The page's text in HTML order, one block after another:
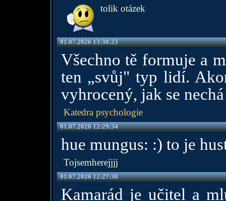
tolik otázek
01.07.2026 13:38:23
Všechno tě formuje a
ten „svůj" typ lidí.
vyhrocený, jak se
Katedra psychologie
01.07.2026 12:29:34
hue mungus: :) to je
Tojsemherejjjj
01.07.2026 12:27:30
Kamarád je učitel a